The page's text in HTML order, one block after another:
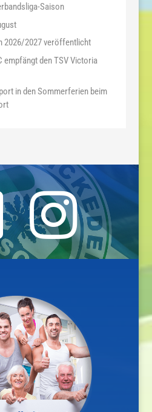
Saison
2026/2027 veröffentlicht
empfängt den TSV Victoria
in den Sommerferien beim